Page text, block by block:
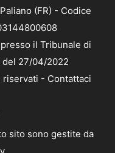
(FR) - Codice
il Tribunale di
del 27/04/2022
- Contattaci
sito sono gestite da